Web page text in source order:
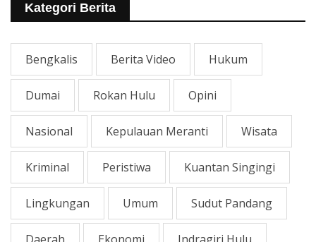
Kategori Berita
Bengkalis Berita Video Hukum
Dumai Rokan Hulu Opini
Nasional Kepulauan Meranti Wisata
Kriminal Peristiwa Kuantan Singingi
Lingkungan Umum Sudut Pandang